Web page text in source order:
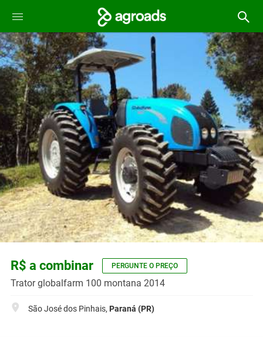
R$ a combinar PERGUNTE O PREÇO
Trator globalfarm 100 montana 2014
São José dos Pinhais, Paraná (PR)